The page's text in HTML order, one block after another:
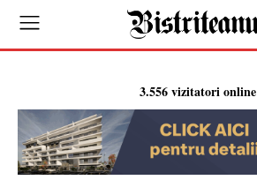
3.556 vizitatori online